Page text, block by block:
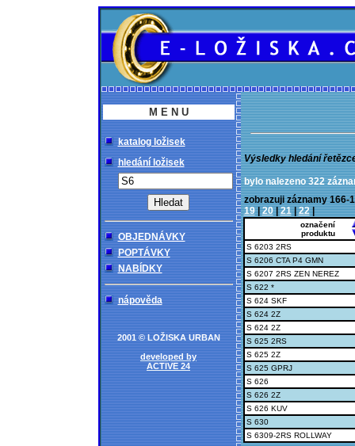
M E N U
katalog ložisek
hledání ložisek
OBJEDNÁVKY
POPTÁVKY
NABÍDKY
nápověda
2001 © LOŽISKA URBAN
developed by
ACTIVE 24
Výsledky hledání
bylo nalezeno 322
zobrazuji záznamy
19|20|21|22|
označení
produktu
S 6203 2RS
S 6206 CTA P4 GMN
S 6207 2RS ZEN NEREZ
S 622 *
S 624 SKF
S 624 2Z
S 624 2Z
S 625 2RS
S 625 2Z
S 625 GPRJ
S 626
S 626 2Z
S 626 KUV
S 630
S 6309-2RS ROLLWAY